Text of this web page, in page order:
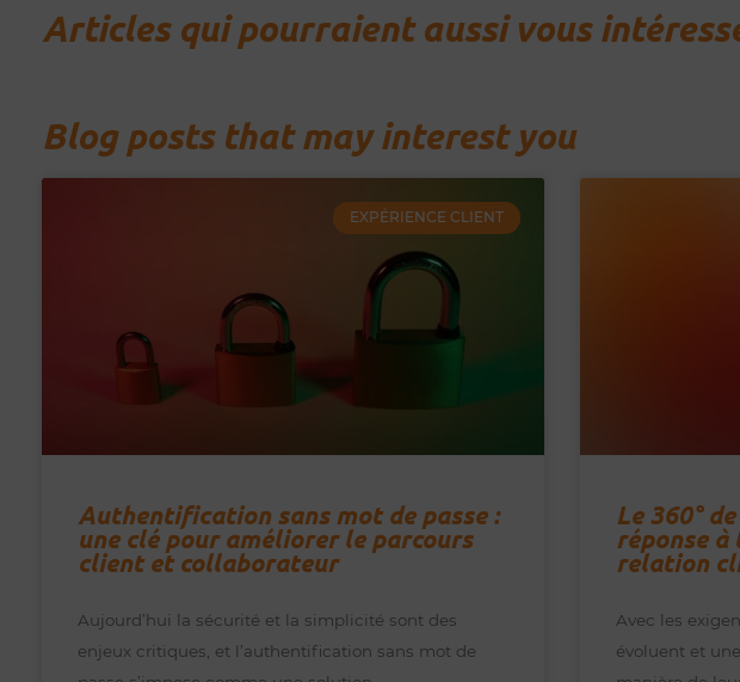
EXPÉRIENCE CLIENT
Authentification sans mot de passe :
une clé pour améliorer le parcours
client et collaborateur
Aujourd’hui la sécurité et la simplicité sont des
enjeux critiques, et l’authentification sans mot de
Le 360°
réponse à
relation
Avec les
évoluent et
Articles qui pourraient aussi vous
Blog posts that may interest you